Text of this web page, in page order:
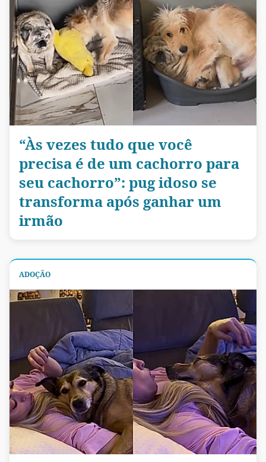
“Às vezes tudo que você
precisa é de um cachorro para
seu cachorro”: pug idoso se
transforma após ganhar um
irmão
ADOÇÃO